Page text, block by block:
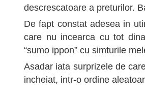
descrescatoare a preturilor.
De fapt constat adesea in
care nu incearca cu tot
“sumo ippon” cu simturile
Asadar iata surprizele de
incheiat, intr-o ordine